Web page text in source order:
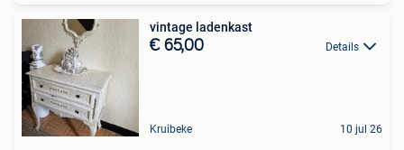
vintage ladenkast
€ 65,00 Details
Kruibeke 10 jul 26